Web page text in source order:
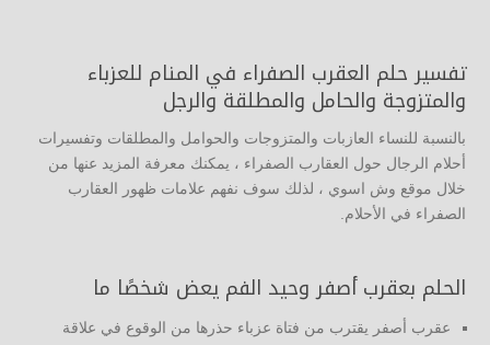
تفسير حلم العقرب الصفراء في المنام للعزباء
والمتزوجة والحامل والمطلقة والرجل
بالنسبة للنساء العازبات والمتزوجات والحوامل والمطلقات وتفسيرات
أحلام الرجال حول العقارب الصفراء ، يمكنك معرفة المزيد عنها من
خلال موقع وش اسوي ، لذلك سوف نفهم علامات ظهور العقارب
الصفراء في الأحلام.
الحلم بعقرب أصفر وحيد الفم يعض شخصًا ما
عقرب أصفر يقترب من فتاة عزباء حذرها من الوقوع في علاقة